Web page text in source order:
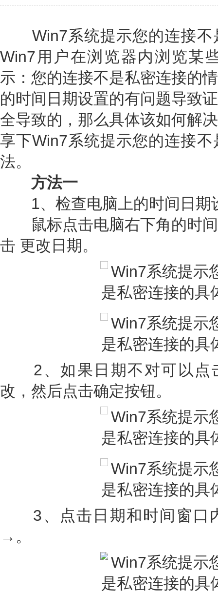
Win7系统提示您的连接不
Win7用户在浏览器内浏览某
示：您的连接不是私密连接的
的时间日期设置的有问题导致
全导致的，那么具体该如何解
享下Win7系统提示您的连接
法。
方法一
1、检查电脑上的时间日期
鼠标点击电脑右下角的时间
击 更改日期。
2、如果日期不对可以点
改，然后点击确定按钮。
3、点击日期和时间窗口内
→。